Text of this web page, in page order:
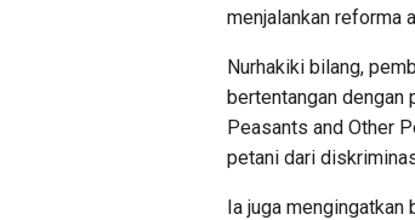
menjalankan reforma
Nurhakiki bilang,
bertentangan dengan
Peasants and Other
petani dari
Ia juga mengingatkan